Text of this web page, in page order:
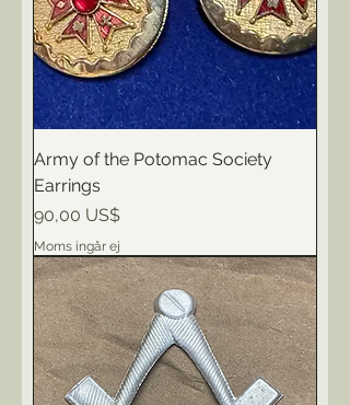
Army of the Potomac Society
Earrings
Pris
90,00 US$
Moms ingår ej